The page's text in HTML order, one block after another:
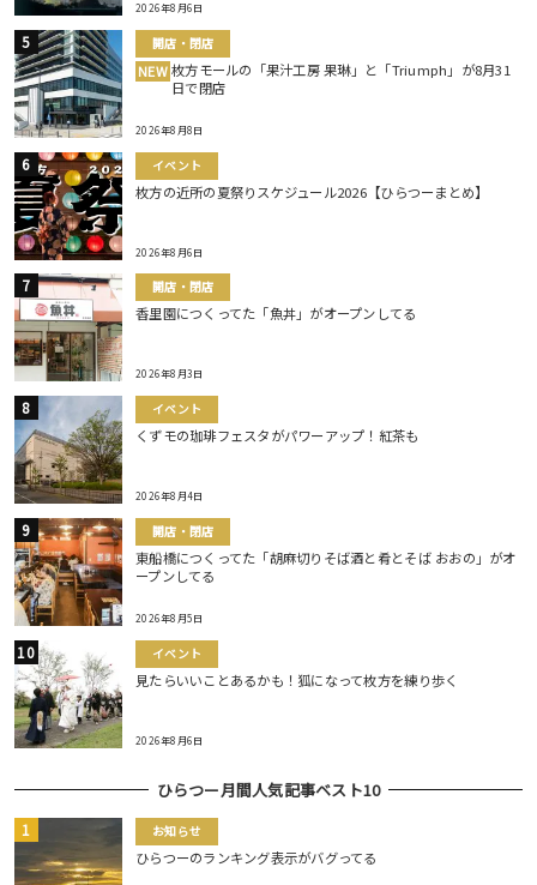
2026年8月6日
開店・閉店
NEW 枚方モールの「果汁工房 果琳」と「Triumph」が8月31
日で閉店
2026年8月8日
イベント
枚方の近所の夏祭りスケジュール2026【ひらつーまとめ】
2026年8月6日
開店・閉店
香里園につくってた「魚丼」がオープンしてる
2026年8月3日
イベント
くずモの珈琲フェスタがパワーアップ！紅茶も
2026年8月4日
開店・閉店
東船橋につくってた「胡麻切りそば酒と肴とそば おおの」がオ
ープンしてる
2026年8月5日
イベント
見たらいいことあるかも！狐になって枚方を練り歩く
2026年8月6日
ひらつー月間人気記事ベスト10
お知らせ
ひらつーのランキング表示がバグってる